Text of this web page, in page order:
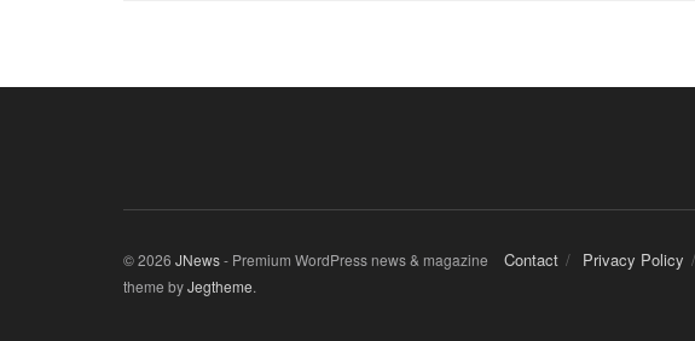
Contact Privacy Policy
© 2026 JNews- Premium WordPress news & magazine
theme byJegtheme.